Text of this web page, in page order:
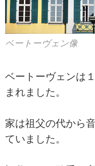
ベートーヴェン像
ベートーヴェンは
まれました。
家は祖父の代から
ていました。